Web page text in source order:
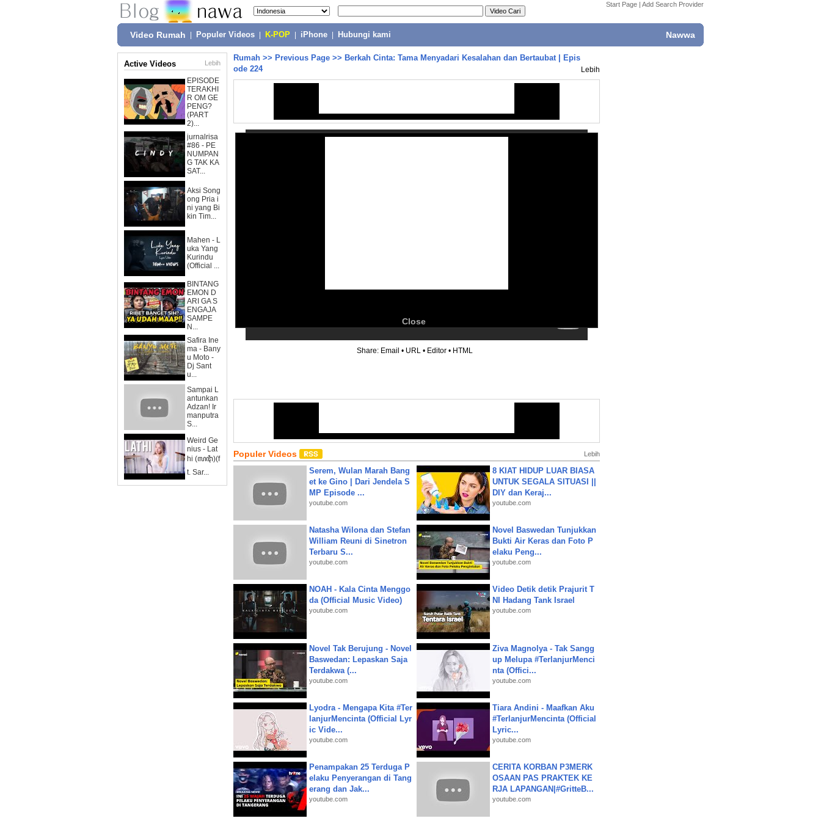
Start Page | Add Search Provider
Video Rumah Populer Videos K-POP iPhone Hubungi kami Nawwa
Active Videos Lebih
EPISODE
TERAKHI
R OM GE
PENG?
(PART
2)...
jurnalrisa
#86 - PE
NUMPAN
G TAK KA
SAT...
Aksi Song
ong Pria i
ni yang Bi
kin Tim...
Mahen - L
uka Yang
Kurindu
(Official ...
BINTANG
EMON D
ARI GA S
ENGAJA
SAMPE
N...
Safira Ine
ma - Bany
u Moto -
Dj Sant
u...
Sampai L
antunkan
Adzan! Ir
manputra
S...
Weird Ge
nius - Lat
hi (ꦭꦛꦶ)(f
t. Sar...
Rumah >> Previous Page >> Berkah Cinta: Tama Menyadari Kesalahan dan Bertaubat | Epis
ode 224
Lebih
Close
Share: Email • URL • Editor • HTML
Populer Videos Lebih
Serem, Wulan Marah Bang
et ke Gino | Dari Jendela S
MP Episode ...
youtube.com
8 KIAT HIDUP LUAR BIASA
UNTUK SEGALA SITUASI ||
DIY dan Keraj...
youtube.com
Natasha Wilona dan Stefan
William Reuni di Sinetron
Terbaru S...
youtube.com
Novel Baswedan Tunjukkan
Bukti Air Keras dan Foto P
elaku Peng...
youtube.com
NOAH - Kala Cinta Menggo
da (Official Music Video)
youtube.com
Video Detik detik Prajurit T
NI Hadang Tank Israel
youtube.com
Novel Tak Berujung - Novel
Baswedan: Lepaskan Saja
Terdakwa (...
youtube.com
Ziva Magnolya - Tak Sangg
up Melupa #TerlanjurMenci
nta (Offici...
youtube.com
Lyodra - Mengapa Kita #Ter
lanjurMencinta (Official Lyr
ic Vide...
youtube.com
Tiara Andini - Maafkan Aku
#TerlanjurMencinta (Official
Lyric...
youtube.com
Penampakan 25 Terduga P
elaku Penyerangan di Tang
erang dan Jak...
youtube.com
CERITA KORBAN P3MERK
OSAAN PAS PRAKTEK KE
RJA LAPANGAN|#GritteB...
youtube.com